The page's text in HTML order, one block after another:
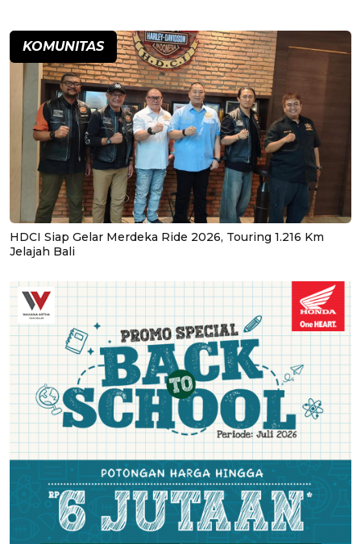
KOMUNITAS
HDCI Siap Gelar Merdeka Ride 2026, Touring 1.216 Km
Jelajah Bali